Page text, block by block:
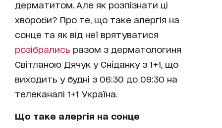
дерматитом. Але як розпізнати ці
хвороби? Про те, що таке алергія на
сонце та як від неї врятуватися
розібрались разом з дерматологиня
Світланою Дячук у Сніданку з 1+1, що
виходить у будні з 06:30 до 09:30 на
телеканалі 1+1 Україна.
Що таке алергія на сонце